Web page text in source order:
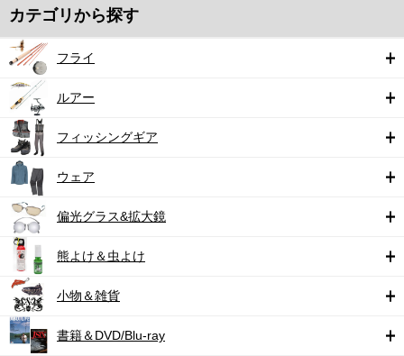
カテゴリから探す
フライ
ルアー
フィッシングギア
ウェア
偏光グラス&拡大鏡
熊よけ＆虫よけ
小物＆雑貨
書籍＆DVD/Blu-ray